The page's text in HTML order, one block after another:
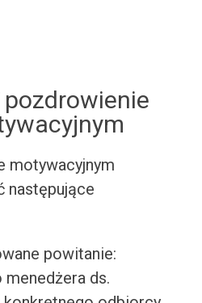
motywacyjnym
następujące
powitanie:
ds.